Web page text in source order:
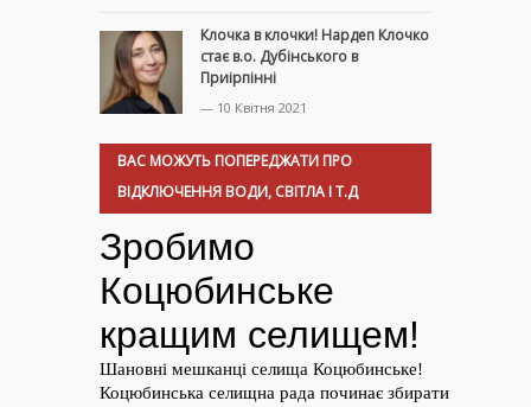
Клочка в клочки! Нардеп Клочко
стає в.о. Дубінського в
Приірпінні
— 10 Квітня 2021
ВАС МОЖУТЬ ПОПЕРЕДЖАТИ ПРО
ВІДКЛЮЧЕННЯ ВОДИ, СВІТЛА І Т.Д